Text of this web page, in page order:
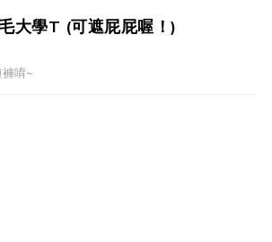
大學T (可遮屁屁喔！)
唷~